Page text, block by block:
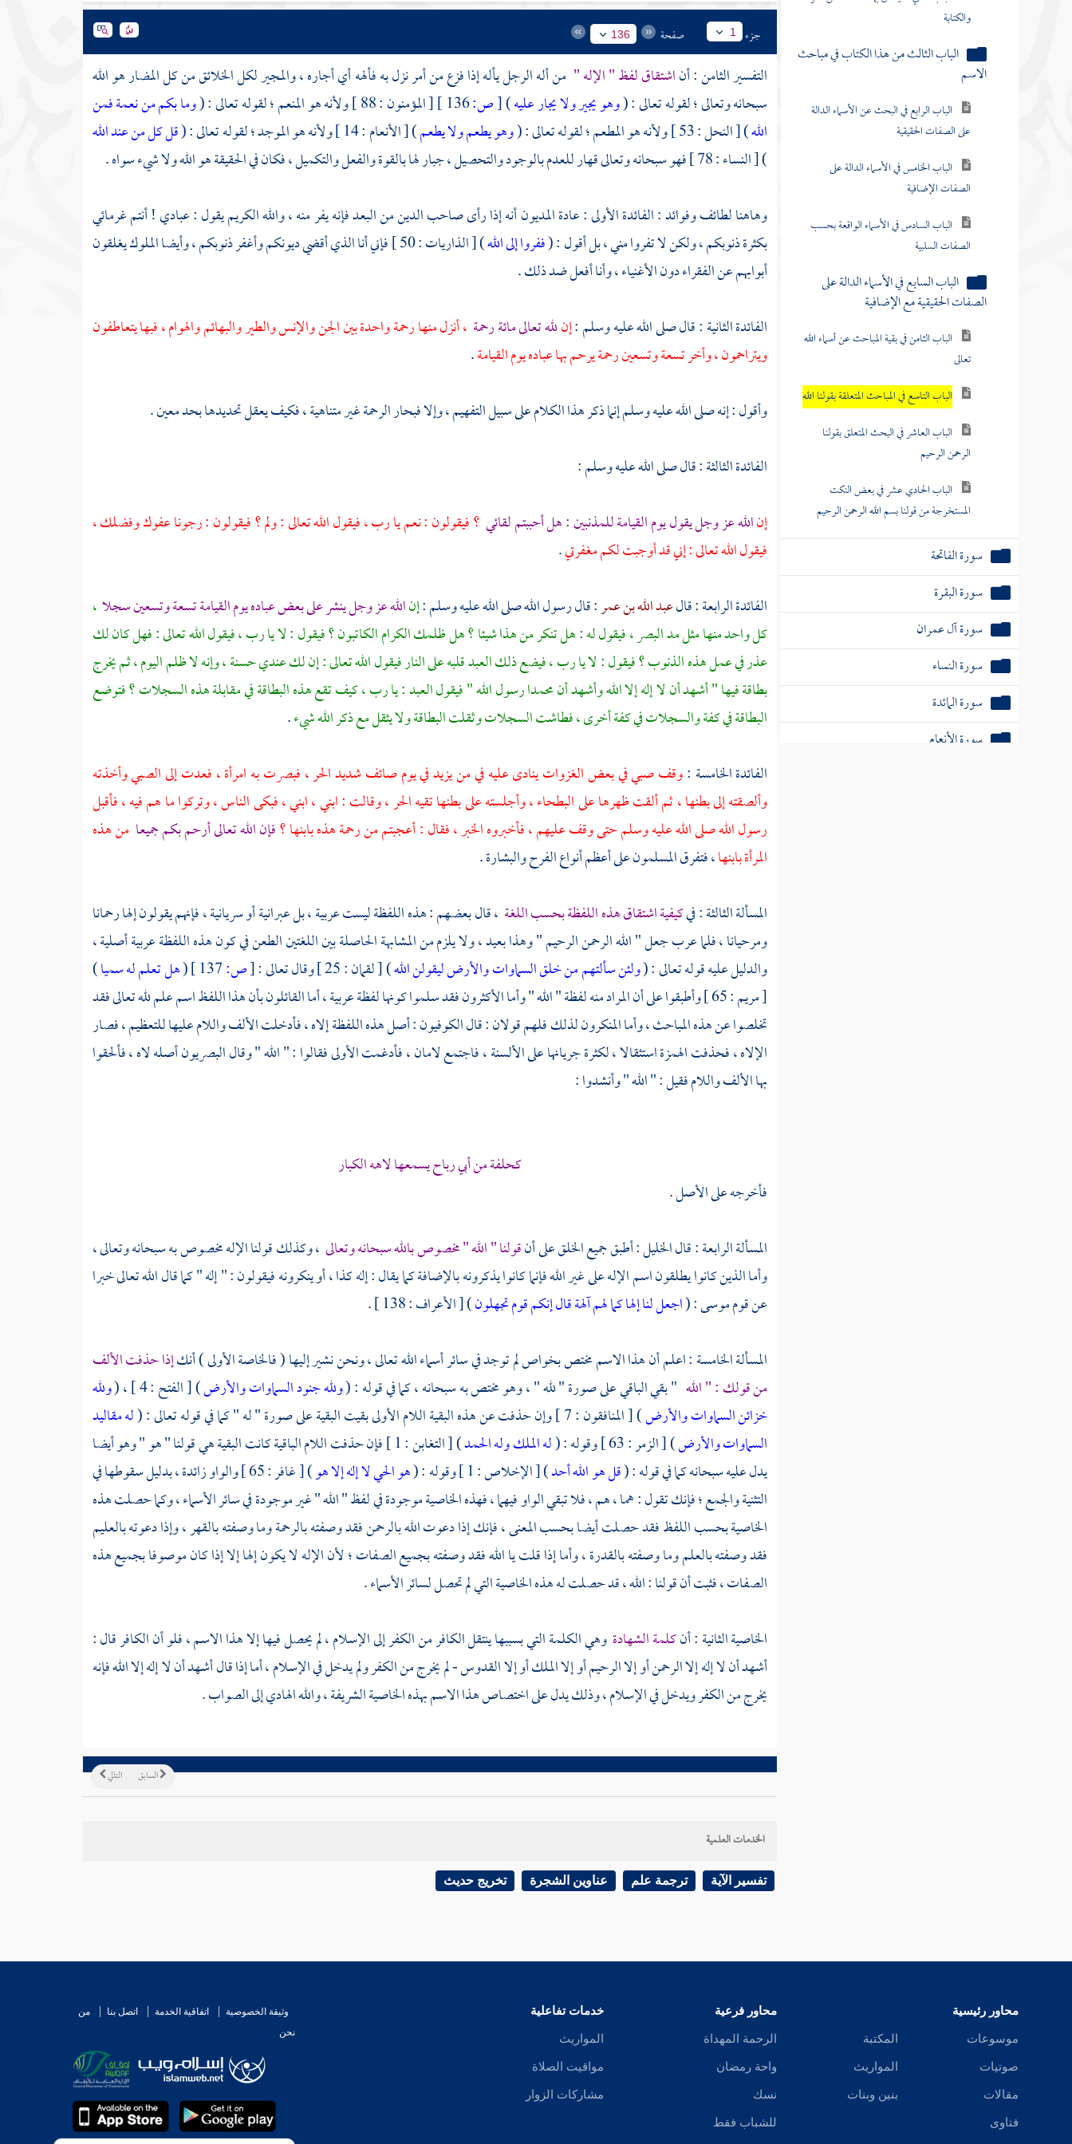
والكتابة
الباب الثالث من هذا الكتاب في مباحث
الاسم
الباب الرابع في البحث عن الأسماء الدالة
على الصفات الحقيقية
الباب الخامس في الأسماء الدالة على
الصفات الإضافية
الباب السادس في الأسماء الواقعة بحسب
الصفات السلبية
الباب السابع في الأسماء الدالة على
الصفات الحقيقية مع الإضافية
الباب الثامن في بقية المباحث عن أسماء الله
تعالى
الباب التاسع في المباحث المتعلقة بقولنا الله
الباب العاشر في البحث المتعلق بقولنا
الرحمن الرحيم
الباب الحادي عشر في بعض النكت
المستخرجة من قولنا بسم الله الرحمن الرحيم
سورة الفاتحة
سورة البقرة
سورة آل عمران
سورة النساء
سورة المائدة
سورة الأنعام
سورة فصلت
سورة الشورى
جزء 1 صفحة 136
التفسير الثامن : أناشتقاق لفظ " الإله " من أله الرجل يأله إذا فزع من أمر نزل به فألهه أي أجاره ، والمجير لكل الخلائق من كل المضار هو الله
سبحانه وتعالى ؛ لقوله تعالى : (وهو يجير ولا يجار عليه)
[ص:136 ] [ المؤمنون : 88 ] ولأنه هو المنعم ؛ لقوله تعالى : (
وما بكم من نعمة فمن
الله) [ النحل : 53 ] ولأنه هو المطعم ؛ لقوله تعالى : ( وهو يطعم ولا يطعم) [ الأنعام : 14 ] ولأنه هو الموجد ؛ لقوله تعالى : (
قل كل من عند الله
) [ النساء : 78 ] فهو سبحانه وتعالى قهار للعدم بالوجود والتحصيل ، جبار لها بالقوة والفعل والتكميل ، فكان في الحقيقة هو الله ولا شيء سواه .
وهاهنا لطائف وفوائد : الفائدة الأولى : عادة المديون أنه إذا رأى صاحب الدين من البعد فإنه يفر منه ، والله الكريم يقول : عبادي ! أنتم غرمائي
بكثرة ذنوبكم ، ولكن لا تفروا مني ، بل أقول : (ففروا إلى الله
) [ الذاريات : 50 ] فإني أنا الذي أقضي ديونكم وأغفر ذنوبكم ، وأيضا الملوك يغلقون
أبوابهم عن الفقراء دون الأغنياء ، وأنا أفعل ضد ذلك .
الفائدة الثانية : قال صلى الله عليه وسلم :إنلله تعالى مائة رحمة ، أنزل منها رحمة واحدة بين الجن والإنس والطير والبهائم والهوام ، فبها يتعاطفون
ويتراحمون ، وأخر تسعة وتسعين رحمة يرحم بها عباده يوم القيامة.
وأقول : إنه صلى الله عليه وسلم إنما ذكر هذا الكلام على سبيل التفهيم ، وإلا فبحار الرحمة غير متناهية ، فكيف يعقل تحديدها بحد معين .
الفائدة الثالثة : قال صلى الله عليه وسلم :
إنالله عز وجل يقول يوم القيامة للمذنبين : هل أحببتم لقائي ؟ فيقولون : نعم يا رب ، فيقول الله تعالى : ولم ؟ فيقولون : رجونا عفوك وفضلك ،
فيقول الله تعالى : إني قد أوجبت لكم مغفرتي.
الفائدة الرابعة : قالعبد الله بن عمر: قال رسول الله صلى الله عليه وسلم :إنالله عز وجل ينشر على بعض عباده يوم القيامة تسعة وتسعين سجلا ،
كل واحد منها مثل مد البصر ، فيقول له : هل تنكر من هذا شيئا ؟ هل ظلمك الكرام الكاتبون ؟ فيقول : لا يا رب ، فيقول الله تعالى : فهل كان لك
عذر في عمل هذه الذنوب ؟ فيقول : لا يا رب ، فيضع ذلك العبد قلبه على النار فيقول الله تعالى : إن لك عندي حسنة ، وإنه لا ظلم اليوم ، ثم يخرج
بطاقة فيها " أشهد أن لا إله إلا الله وأشهد أنمحمدارسول الله " فيقول العبد : يا رب ، كيف تقع هذه البطاقة في مقابلة هذه السجلات ؟ فتوضع
البطاقة في كفة والسجلات في كفة أخرى ، فطاشت السجلات وثقلت البطاقة ولا يثقل مع ذكر الله شيء.
الفائدة الخامسة :وقف صبي في بعض الغزوات ينادى عليه في من يزيد في يوم صائف شديد الحر ، فبصرت به امرأة ، فعدت إلى الصبي وأخذته
وألصقته إلى بطنها ، ثم ألقت ظهرها على البطحاء ، وأجلسته على بطنها تقيه الحر ، وقالت : ابني ، ابني ، فبكى الناس ، وتركوا ما هم فيه ، فأقبل
رسول الله صلى الله عليه وسلم حتى وقف عليهم ، فأخبروه الخبر ، فقال : أعجبتم من رحمة هذه بابنها ؟فإن الله تعالى أرحم بكم جميعا من هذه
المرأة بابنها، فتفرق المسلمون على أعظم أنواع الفرح والبشارة .
المسألة الثالثة : فيكيفية اشتقاق هذه اللفظة بحسب اللغة ، قال بعضهم : هذه اللفظة ليست عربية ، بل عبرانية أو سريانية ، فإنهم يقولون إلها رحمانا
ومرحيانا ، فلما عرب جعل " الله الرحمن الرحيم " وهذا بعيد ، ولا يلزم من المشابهة الحاصلة بين اللغتين الطعن في كون هذه اللفظة عربية أصلية ،
والدليل عليه قوله تعالى : (ولئن سألتهم من خلق السماوات والأرض ليقولن الله) [ لقمان : 25 ] وقال تعالى : [ص: (هل تعلم له سميا)
[ مريم : 65 ] وأطبقوا على أن المراد منه لفظة " الله " وأما الأكثرون فقد سلموا كونها لفظة عربية ، أما القائلون بأن هذا اللفظ اسم علم لله تعالى فقد
تخلصوا عن هذه المباحث ، وأما المنكرون لذلك فلهم قولان : قال الكوفيون : أصل هذه اللفظة إلاه ، فأدخلت الألف واللام عليها للتعظيم ، فصار
الإلاه ، فحذفت الهمزة استثقالا ، لكثرة جريانها على الألسنة ، فاجتمع لامان ، فأدغمت الأولى فقالوا : " الله " وقال البصريون أصله لاه ، فألحقوا
بها الألف واللام فقيل : " الله " وأنشدوا :
كحلفة منأبي رباحيسمعها لاهه الكبار
فأخرجه على الأصل .
المسألة الرابعة : قالالخليل: أطبق جميع الخلق على أنقولنا " الله " مخصوص بالله سبحانه وتعالى ، وكذلك قولنا الإله مخصوص به سبحانه وتعالى ،
وأما الذين كانوا يطلقون اسم الإله على غير الله فإنما كانوا يذكرونه بالإضافة كما يقال : إله كذا ، أو ينكرونه فيقولون : " إله " كما قال الله تعالى خبرا
عن قومموسى: (اجعل لنا إلها كما لهم آلهة قال إنكم قوم تجهلون) [ الأعراف : 138 ] .
المسألة الخامسة : اعلم أن هذا الاسم مختص بخواص لم توجد في سائر أسماء الله تعالى ، ونحن نشير إليها ( فالخاصة الأولى ) أنكإذا حذفت الألف
من قولك : " الله " بقي الباقي على صورة " لله " ، وهو مختص به سبحانه ، كما في قوله : (ولله جنود السماوات والأرض) [ الفتح : 4 ] ، (
ولله
خزائن السماوات والأرض) [ المنافقون : 7 ] وإن حذفت عن هذه البقية اللام الأولى بقيت البقية على صورة " له " كما في قوله تعالى : (
له مقاليد
السماوات والأرض) [ الزمر : 63 ] وقوله : ( له الملك وله الحمد
) [ التغابن : 1 ] فإن حذفت اللام الباقية كانت البقية هي قولنا " هو " وهو أيضا
يدل عليه سبحانه كما في قوله : (قل هو الله أحد) [ الإخلاص : 1 ] وقوله : ( هو الحي لا إله إلا هو
) [ غافر : 65 ] والواو زائدة ، بدليل سقوطها في
التثنية والجمع ؛ فإنك تقول : هما ، هم ، فلا تبقي الواو فيهما ، فهذه الخاصية موجودة في لفظ " الله " غير موجودة في سائر الأسماء ، وكما حصلت هذه
الخاصية بحسب اللفظ فقد حصلت أيضا بحسب المعنى ، فإنك إذا دعوت الله بالرحمن فقد وصفته بالرحمة وما وصفته بالقهر ، وإذا دعوته بالعليم
فقد وصفته بالعلم وما وصفته بالقدرة ، وأما إذا قلت يا الله فقد وصفته بجميع الصفات ؛ لأن الإله لا يكون إلها إلا إذا كان موصوفا بجميع هذه
الصفات ، فثبت أن قولنا : الله ، قد حصلت له هذه الخاصية التي لم تحصل لسائر الأسماء .
الخاصية الثانية : أنكلمة الشهادةوهي الكلمة التي بسببها ينتقل الكافر من الكفر إلى الإسلام ، لم يحصل فيها إلا هذا الاسم ، فلو أن الكافر قال :
أشهد أن لا إله إلا الرحمن أو إلا الرحيم أو إلا الملك أو إلا القدوس - لم يخرج من الكفر ولم يدخل في الإسلام ، أما إذا قال أشهد أن لا إله إلا الله فإنه
يخرج من الكفر ويدخل في الإسلام ، وذلك يدل على اختصاص هذا الاسم بهذه الخاصية الشريفة ، والله الهادي إلى الصواب .
التالي السابق
الخدمات العلمية
تفسير الآية ترجمة علم عناوين الشجرة تخريج حديث
محاور رئيسية
موسوعات
صوتيات
مقالات
فتاوى
المكتبة
المواريث
بنين وبنات
محاور فرعية
الرحمة المهداة
واحة رمضان
نسك
للشباب فقط
خدمات تفاعلية
المواريث
مواقيت الصلاة
مشاركات الزوار
وثيقة الخصوصية اتفاقية الخدمة اتصل بنا
من
نحن